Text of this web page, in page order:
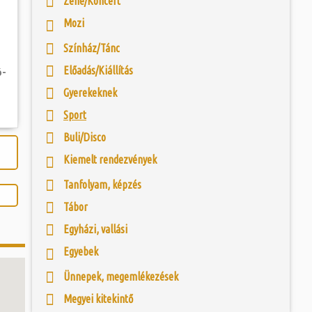
előtt a
is otthont adó
épületét. Az
történeti és
mintegy
műtárgyak
egyben
a
A találkozó
játékkal és
a lépést a
Mozi
Színház/Tánc
Előadás/Kiállítás
Gyerekeknek
Sport
Buli/Disco
Kiemelt rendezvények
Tanfolyam, képzés
Tábor
Egyházi, vallási
Egyebek
Ünnepek, megemlékezések
Megyei kitekintő